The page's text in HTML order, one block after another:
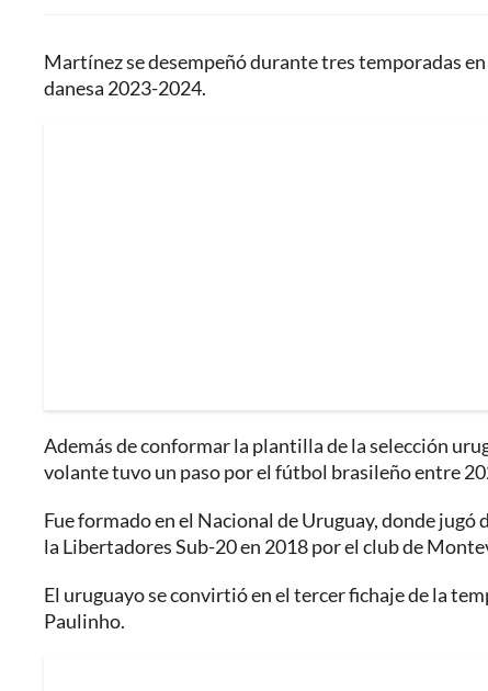
Martínez se desempeñó durante tres temporadas
danesa 2023-2024.
Además de conformar la plantilla de la selección
volante tuvo un paso por el fútbol brasileño entre
Fue formado en el Nacional de Uruguay, donde
la Libertadores Sub-20 en 2018 por el club de
El uruguayo se convirtió en el tercer fichaje de la
Paulinho.